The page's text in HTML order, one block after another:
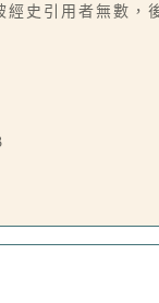
經史引用者無數